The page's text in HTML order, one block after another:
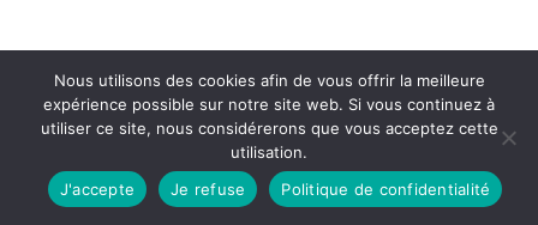
Nous utilisons des cookies afin de vous offrir la meilleure
expérience possible sur notre site web. Si vous continuez à
utiliser ce site, nous considérerons que vous acceptez cette
utilisation.
J'accepte
Je refuse Politique de confidentialité